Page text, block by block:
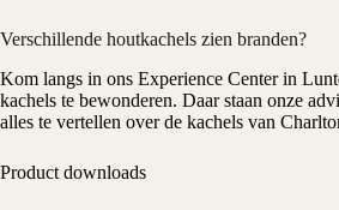
Verschillende houtkachels zien branden?
Kom langs in ons Experience Centerin
kachels te bewonderen. Daar staan onze
alles te vertellen over de kachels van
Product downloads